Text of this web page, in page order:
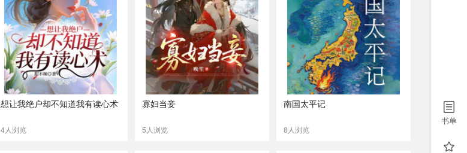
想让我绝户却不知道我有读心术
4人浏览
寡妇当妾
5人浏览
南国太平记
8人浏览
书单